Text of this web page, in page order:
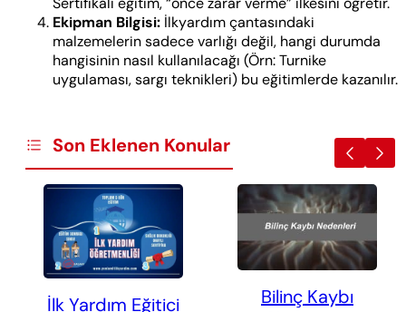
Ekipman Bilgisi: İlkyardım çantasındaki
malzemelerin sadece varlığı değil, hangi durumda
hangisinin nasıl kullanılacağı (Örn: Turnike
uygulaması, sargı teknikleri) bu eğitimlerde kazanılır.
Son Eklenen Konular
İlk Yardım Eğitici
Bilinç Kaybı